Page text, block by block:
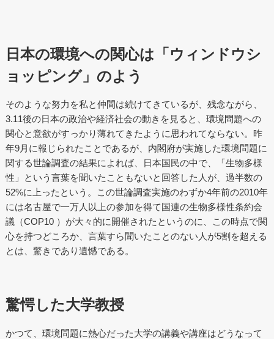
日本の環境への関心は「ウィンドウシ
ョッピング」のよう
そのような努力を私と仲間は続けてきているが、残念ながら、
3.11後の日本の政治や経済社会の動きを見ると、環境問題への
関心と意欲がすっかり薄れてきたように思われてならない。昨
年9月に報じられたことであるが、内閣府が実施した環境問題に
関する世論調査の結果によれば、日本国民の中で、「生物多様
性」という言葉を聞いたこともないと回答した人が、過半数の
52%に上ったという。この世論調査実施のわずか4年前の2010年
には名古屋で一万人以上の参加を得て国連の生物多様性条約会
議（COP10 ）が大々的に開催されたというのに、この時点で関
心を持つどころか、言葉すら聞いたことのない人が5割を超える
とは、驚きであり遺憾である。
驚愕した大学教授
かつて、環境問題に熱心だった大学の講義や講座はどうなって